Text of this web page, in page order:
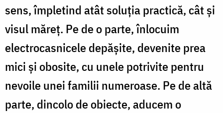
sens, împletind atât soluția practică, cât și
visul măreț. Pe de o parte, înlocuim
electrocasnicele depășite, devenite prea
mici și obosite, cu unele potrivite pentru
nevoile unei familii numeroase. Pe de altă
parte, dincolo de obiecte, aducem o